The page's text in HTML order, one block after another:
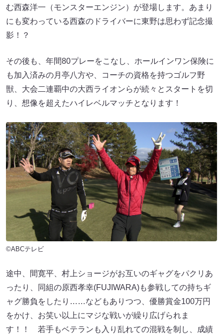
む西森洋一（モンスターエンジン）が登場します。あまり
にも変わっている西森のドライバーに東野は思わず記念撮
影！？
その後も、年間80プレーをこなし、ホールインワン保険に
も加入済みの月亭八方や、コーチの資格を持つゴルフ野
獣、大会二連覇中の大西ライオンらが続々とスタートを切
り、想像を超えたハイレベルマッチとなります！
©ABCテレビ
途中、間寛平、村上ショージがお互いのギャグをパクリあ
ったり、同組の原西孝幸(FUJIWARA)も参戦しての持ちギ
ャグ勝負をしたり……などもありつつ、優勝賞金100万円
をかけ、お笑い以上にマジな戦いが繰り広げられま
す！！ 若手もベテランも入り乱れての混戦を制し、成績